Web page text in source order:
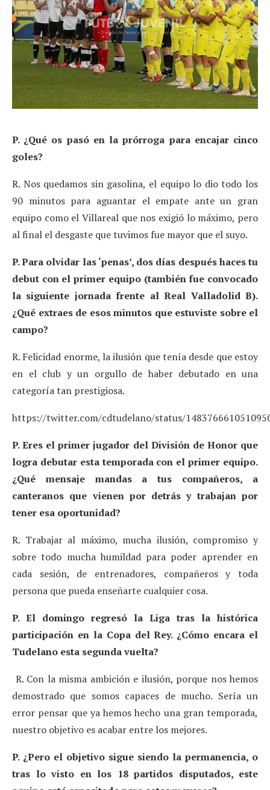
P. ¿Qué os pasó en la prórroga para encajar cinco
goles?
R. Nos quedamos sin gasolina, el equipo lo dio todo los
90 minutos para aguantar el empate ante un gran
equipo como el Villareal que nos exigió lo máximo, pero
al final el desgaste que tuvimos fue mayor que el suyo.
P. Para olvidar las ‘penas’, dos días después haces tu
debut con el primer equipo (también fue convocado
la siguiente jornada frente al Real Valladolid B).
¿Qué extraes de esos minutos que estuviste sobre el
campo?
R. Felicidad enorme, la ilusión que tenía desde que estoy
en el club y un orgullo de haber debutado en una
categoría tan prestigiosa.
https://twitter.com/cdtudelano/status/
P. Eres el primer jugador del División de Honor que
logra debutar esta temporada con el primer equipo.
¿Qué mensaje mandas a tus compañeros, a
canteranos que vienen por detrás y trabajan por
tener esa oportunidad?
R. Trabajar al máximo, mucha ilusión, compromiso y
sobre todo mucha humildad para poder aprender en
cada sesión, de entrenadores, compañeros y toda
persona que pueda enseñarte cualquier cosa.
P. El domingo regresó la Liga tras la histórica
participación en la Copa del Rey. ¿Cómo encara el
Tudelano esta segunda vuelta?
R. Con la misma ambición e ilusión, porque nos hemos
demostrado que somos capaces de mucho. Sería un
error pensar que ya hemos hecho una gran temporada,
nuestro objetivo es acabar entre los mejores.
P. ¿Pero el objetivo sigue siendo la permanencia, o
tras lo visto en los 18 partidos disputados, este